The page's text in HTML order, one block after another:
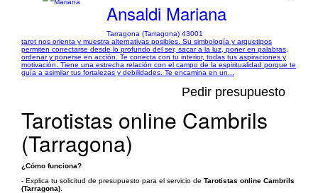
Ansaldi Mariana
Tarragona (Tarragona) 43001
tarot nos orienta y muestra alternativas posibles. Su simbología y arquetipos
permiten conectarse desde lo profundo del ser, sacar a la luz, poner en palabras,
ordenar y ponerse en acción. Te conecta con tu interior, todas tus aspiraciones y
motivación. Tiene una estrecha relación con el campo de la espiritualidad porque te
guía a asimilar tus fortalezas y debilidades. Te encamina en un...
Pedir presupuesto
Tarotistas online Cambrils
(Tarragona)
¿Cómo funciona?
- Explica tu solicitud de presupuesto para el servicio de Tarotistas online Cambrils
(Tarragona)